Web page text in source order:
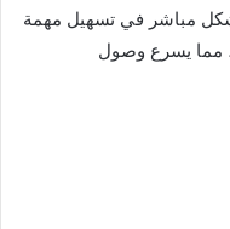
مباشر في تسهيل مهمة
مما يسرع وصول